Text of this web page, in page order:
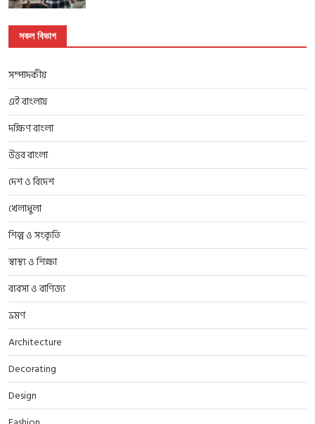
সকল বিভাগ
সম্পাদকীয়
এই বাংলায়
দক্ষিণ বাংলা
উত্তর বাংলা
দেশ ও বিদেশ
খেলাধুলা
শিল্প ও সংকৃতি
স্বাস্থ্য ও শিক্ষা
ব্যবসা ও বাণিজ্য
ভ্রমণ
Architecture
Decorating
Design